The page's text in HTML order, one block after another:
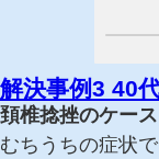
解決事例3 40
頚椎捻挫のケース
むちうちの症状